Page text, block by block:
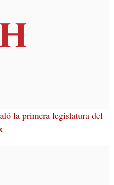
la primera legislatura del